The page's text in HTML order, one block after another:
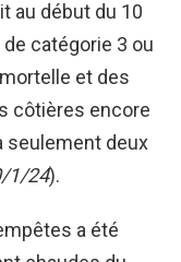
au début du 10
catégorie 3 ou
et des
côtières encore
seulement deux
1/24).
a été